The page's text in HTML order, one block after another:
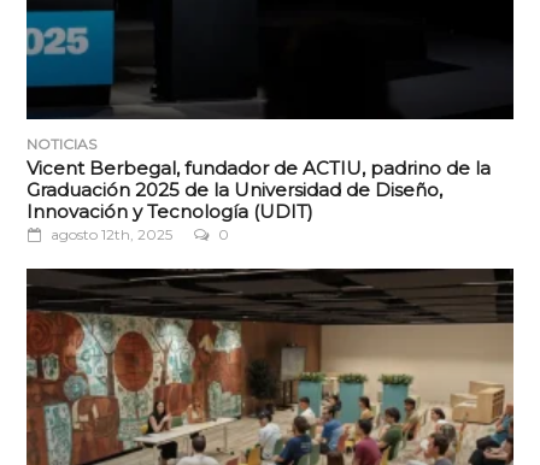
NOTICIAS
Vicent Berbegal, fundador de ACTIU, padrino de la
Graduación 2025 de la Universidad de Diseño,
Innovación y Tecnología (UDIT)
agosto 12th, 2025 0